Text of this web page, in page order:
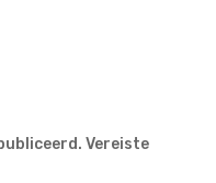
Vereiste